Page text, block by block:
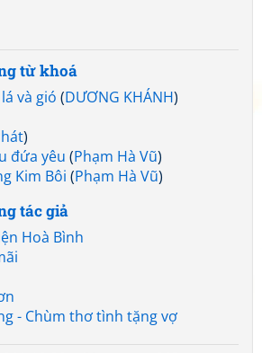
từ khoá
và gió (DƯƠNG KHÁNH)
)
đứa yêu (Phạm Hà Vũ)
Kim Bôi (Phạm Hà Vũ)
tác giả
Hoà Bình
- Chùm thơ tình tặng vợ